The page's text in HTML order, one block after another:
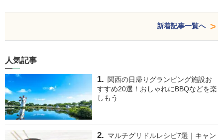
新着記事一覧へ
人気記事
関西の日帰りグランピング施設お
すすめ20選！おしゃれにBBQなどを楽
しもう
マルチグリドルレシピ7選｜キャン